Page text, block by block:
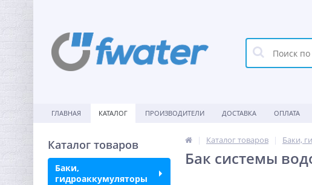
ГЛАВНАЯ КАТАЛОГ ПРОИЗВОДИТЕЛИ ДОСТАВКА ОПЛАТА
Каталог товаров
Баки,
гидроаккумуляторы
Каталог товаров Баки,
Бак системы